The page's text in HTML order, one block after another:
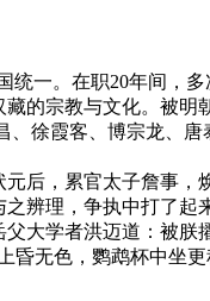
统一。在职20年间，
的宗教与文化。被明
徐霞客、博宗龙、
后，累官太子詹事，
辨理，争执中打了起
大学者洪迈道：被朕
昏无色，鹦鹉杯中坐